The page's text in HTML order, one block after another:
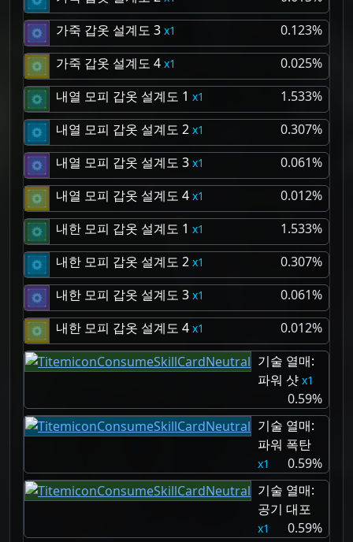
가죽 갑옷 설계도 3
1
0.123%
가죽 갑옷 설계도 4
1
0.025%
내열 모피 갑옷 설계도 1
1
1.533%
내열 모피 갑옷 설계도 2
1
0.307%
내열 모피 갑옷 설계도 3
1
0.061%
내열 모피 갑옷 설계도 4
1
0.012%
내한 모피 갑옷 설계도 1
1
1.533%
내한 모피 갑옷 설계도 2
1
0.307%
내한 모피 갑옷 설계도 3
1
0.061%
내한 모피 갑옷 설계도 4
1
0.012%
기술 열매:
파워 샷
1
0.59%
기술 열매:
파워 폭탄
1
0.59%
기술 열매:
공기 대포
1
0.59%